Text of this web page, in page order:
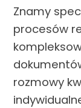
Znamy
procesów
rozmowy